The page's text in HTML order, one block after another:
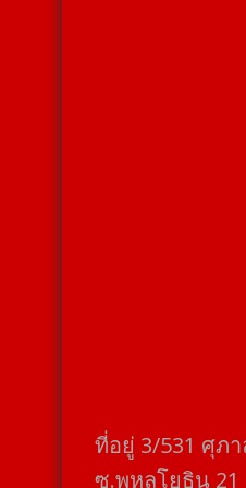
ที่อยู่​ 3/531​ ศุภ
ซ.พหลโยธิน​ 21​